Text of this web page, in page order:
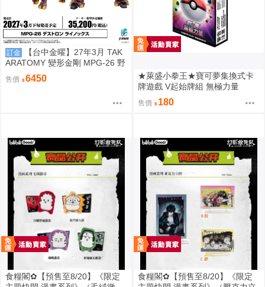
訂金
【台中金曜】27年3月 TAK
ARATOMY 變形金剛 MPG-26 野
獸戰爭 掠奪金剛 黑化 犀牛 0828
售價 6450
★萊盛小拳王★寶可夢集換式卡
牌遊戲 V起始牌組 無極力量
售價 180
食糧閣✿【預售至8/20】《限定
食糧閣✿【預售至8/20】《限定